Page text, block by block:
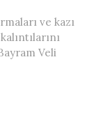
ve kazı
Veli